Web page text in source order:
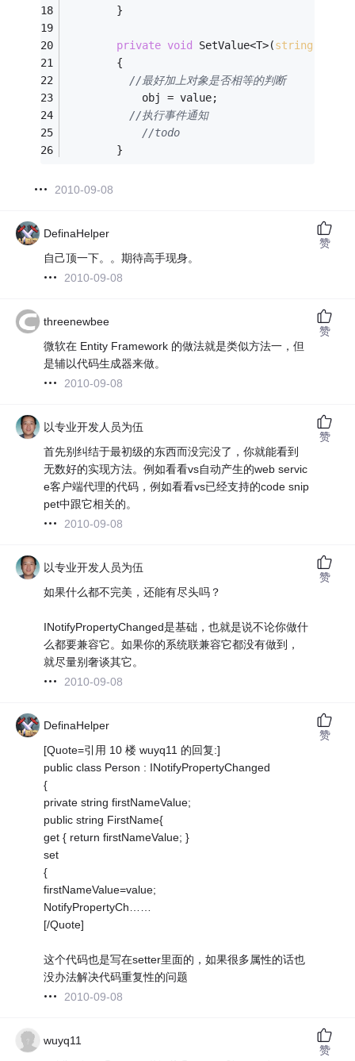
        }
private void SetValue<T>(string
        {
//最好加上对象是否相等的判断
            obj = value;
//执行事件通知
//todo
        }
2010-09-08
DefinaHelper
自己顶一下。。期待高手现身。
2010-09-08
赞
threenewbee
微软在 Entity Framework 的做法就是类似方法一，但
是辅以代码生成器来做。
2010-09-08
赞
以专业开发人员为伍
首先别纠结于最初级的东西而没完没了，你就能看到
无数好的实现方法。例如看看vs自动产生的web servic
e客户端代理的代码，例如看看vs已经支持的code snip
pet中跟它相关的。
2010-09-08
赞
以专业开发人员为伍
如果什么都不完美，还能有尽头吗？
INotifyPropertyChanged是基础，也就是说不论你做什
么都要兼容它。如果你的系统联兼容它都没有做到，
就尽量别奢谈其它。
2010-09-08
赞
DefinaHelper
[Quote=引用 10 楼 wuyq11 的回复:]
public class Person : INotifyPropertyChanged
{
private string firstNameValue;
public string FirstName{
get { return firstNameValue; }
set
{
firstNameValue=value;
NotifyPropertyCh……
[/Quote]
这个代码也是写在setter里面的，如果很多属性的话也
没办法解决代码重复性的问题
2010-09-08
赞
wuyq11
赞